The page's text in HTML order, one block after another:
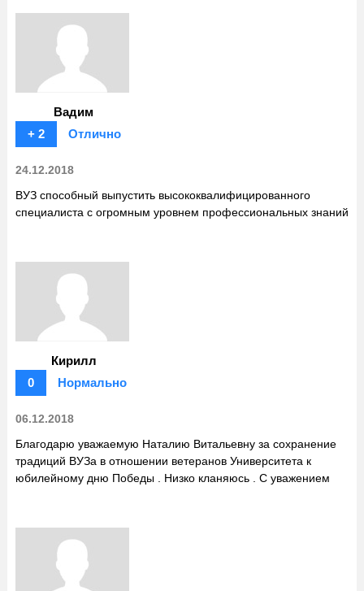
Вадим
+ 2
Отлично
24.12.2018
ВУЗ способный выпустить высококвалифицированного
специалиста с огромным уровнем профессиональных знаний
Кирилл
0
Нормально
06.12.2018
Благодарю уважаемую Наталию Витальевну за сохранение
традиций ВУЗа в отношении ветеранов Университета к
юбилейному дню Победы . Низко кланяюсь . С уважением